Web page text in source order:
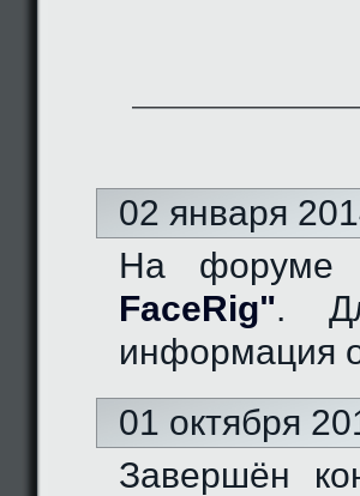
02 января
На форуме
FaceRig".
информация
01 октября
Завершён